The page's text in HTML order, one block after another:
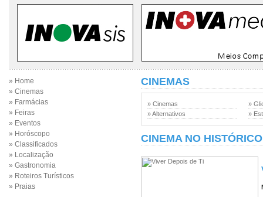
» Home
» Cinemas
» Farmácias
» Feiras
» Eventos
» Horóscopo
» Classificados
» Localização
» Gastronomia
» Roteiros Turísticos
» Praias
CINEMAS
» Cinemas
» Alternativos
»
»
CINEMA NO HISTÓRICO